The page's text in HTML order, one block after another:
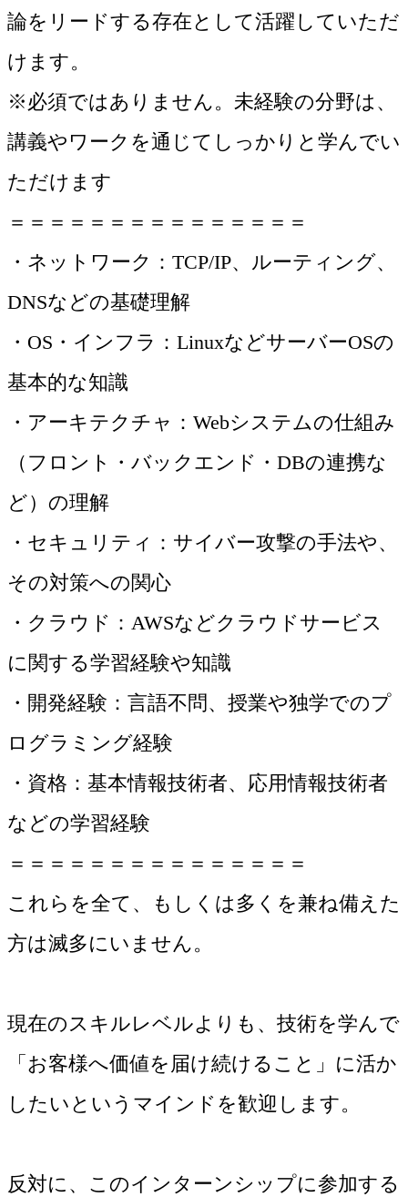
論をリードする存在として活躍していただ
けます。
※必須ではありません。未経験の分野は、
講義やワークを通じてしっかりと学んでい
ただけます
＝＝＝＝＝＝＝＝＝＝＝＝＝＝＝
・ネットワーク：TCP/IP、ルーティング、
DNSなどの基礎理解
・OS・インフラ：LinuxなどサーバーOSの
基本的な知識
・アーキテクチャ：Webシステムの仕組み
（フロント・バックエンド・DBの連携な
ど）の理解
・セキュリティ：サイバー攻撃の手法や、
その対策への関心
・クラウド：AWSなどクラウドサービス
に関する学習経験や知識
・開発経験：言語不問、授業や独学でのプ
ログラミング経験
・資格：基本情報技術者、応用情報技術者
などの学習経験
＝＝＝＝＝＝＝＝＝＝＝＝＝＝＝
これらを全て、もしくは多くを兼ね備えた
方は滅多にいません。
現在のスキルレベルよりも、技術を学んで
「お客様へ価値を届け続けること」に活か
したいというマインドを歓迎します。
反対に、このインターンシップに参加する